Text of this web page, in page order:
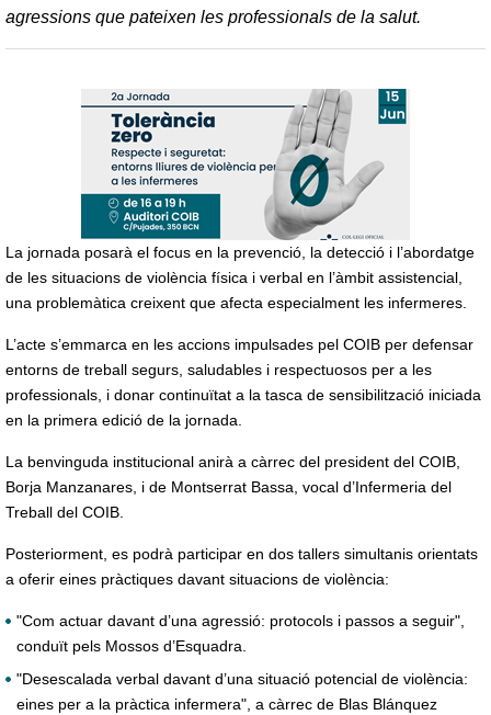
agressions que pateixen les professionals de la salut.
La jornada posarà el focus en la prevenció, la detecció i l’abordatge
de les situacions de violència física i verbal en l’àmbit assistencial,
una problemàtica creixent que afecta especialment les infermeres.
L’acte s’emmarca en les accions impulsades pel COIB per defensar
entorns de treball segurs, saludables i respectuosos per a les
professionals, i donar continuïtat a la tasca de sensibilització iniciada
en la primera edició de la jornada.
La benvinguda institucional anirà a càrrec del president del COIB,
Borja Manzanares, i de Montserrat Bassa, vocal d’Infermeria del
Treball del COIB.
Posteriorment, es podrà participar en dos tallers simultanis orientats
a oferir eines pràctiques davant situacions de violència:
"Com actuar davant d’una agressió: protocols i passos a seguir",
conduït pels Mossos d’Esquadra.
"Desescalada verbal davant d’una situació potencial de violència:
eines per a la pràctica infermera", a càrrec de Blas Blánquez